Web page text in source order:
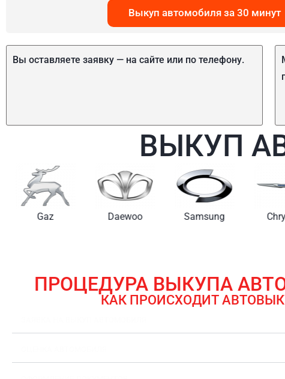
Выкуп автомобиля за 30 минут
Вы оставляете заявку — на сайте или по телефону.
ВЫКУП
Gaz Daewoo Samsung
ПРОЦЕДУРА ВЫКУПА
КАК ПРОИСХОДИТ